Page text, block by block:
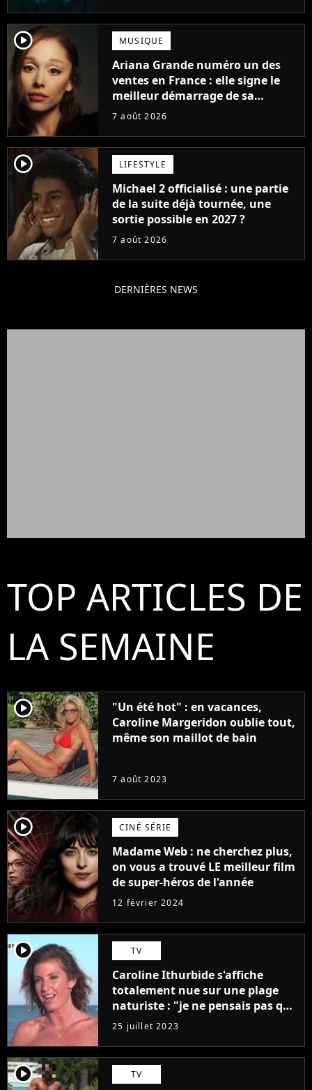
player2 MUSIQUE
Ariana Grande numéro un des
ventes en France : elle signe le
meilleur démarrage de sa
carrière avec son album Petal
7 août 2026
player2 LIFESTYLE
Michael 2 officialisé : une partie
de la suite déjà tournée, une
sortie possible en 2027 ?
7 août 2026
DERNIÈRES NEWS
TOP ARTICLES DE
LA SEMAINE
player2
"Un été hot" : en vacances,
Caroline Margeridon oublie tout,
même son maillot de bain
7 août 2023
player2 CINÉ SÉRIE
Madame Web : ne cherchez plus,
on vous a trouvé LE meilleur film
de super-héros de l'année
12 février 2024
player2 TV
Caroline Ithurbide s'affiche
totalement nue sur une plage
naturiste : "je ne pensais pas que
j'arriverais à le faire..."
25 juillet 2023
player2 TV